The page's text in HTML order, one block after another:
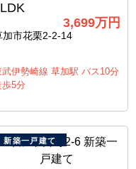
3,699万円
加市花栗2-2-14
武伊勢崎線 草加駅 バス10分
歩5分
新築一戸建て